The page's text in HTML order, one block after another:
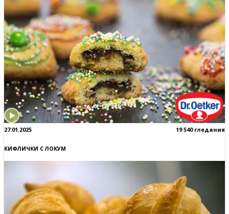
27.01.2025 19 540 гледания
КИФЛИЧКИ С ЛОКУМ